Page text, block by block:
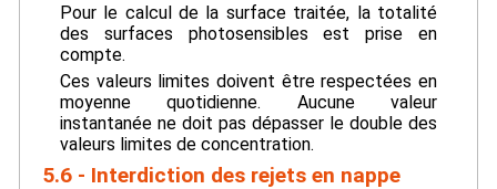
Pour le calcul de la surface traitée, la totalité
des surfaces photosensibles est prise en
compte.
Ces valeurs limites doivent être respectées en
moyenne quotidienne. Aucune valeur
instantanée ne doit pas dépasser le double des
valeurs limites de concentration.
5.6 - Interdiction des rejets en nappe